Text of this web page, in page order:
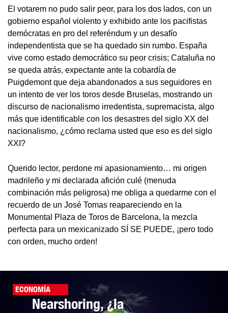
El votarem no pudo salir peor, para los dos lados, con un
gobierno español violento y exhibido ante los pacifistas
demócratas en pro del referéndum y un desafío
independentista que se ha quedado sin rumbo. España
vive como estado democrático su peor crisis; Cataluña no
se queda atrás, expectante ante la cobardía de
Puigdemont que deja abandonados a sus seguidores en
un intento de ver los toros desde Bruselas, mostrando un
discurso de nacionalismo irredentista, supremacista, algo
más que identificable con los desastres del siglo XX del
nacionalismo, ¿cómo reclama usted que eso es del siglo
XXI?
Querido lector, perdone mi apasionamiento… mi origen
madrileño y mi declarada afición culé (menuda
combinación más peligrosa) me obliga a quedarme con el
recuerdo de un José Tomas reapareciendo en la
Monumental Plaza de Toros de Barcelona, la mezcla
perfecta para un mexicanizado SÍ SE PUEDE, ¡pero todo
con orden, mucho orden!
ECONOMÍA
Nearshoring, ¿la